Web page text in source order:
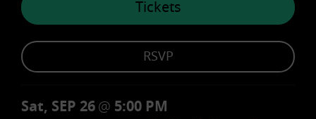
RSVP
Tickets
Sat, SEP 26@ 5:00 PM